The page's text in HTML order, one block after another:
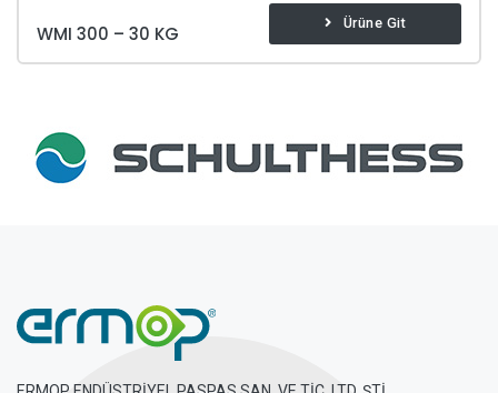
WMI 300 – 30 KG Ürüne Git